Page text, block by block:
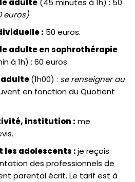
adulte (45 minutes à 1h) : 50
euros)
: 50 euros.
adulte en sophrothérapie
à 1h) : 60 euros
adulte(1h00) : se renseigner au
en fonction du Quotient
institution : me
les adolescents :je reçois
des professionnels de
parental écrit. Le tarif est à